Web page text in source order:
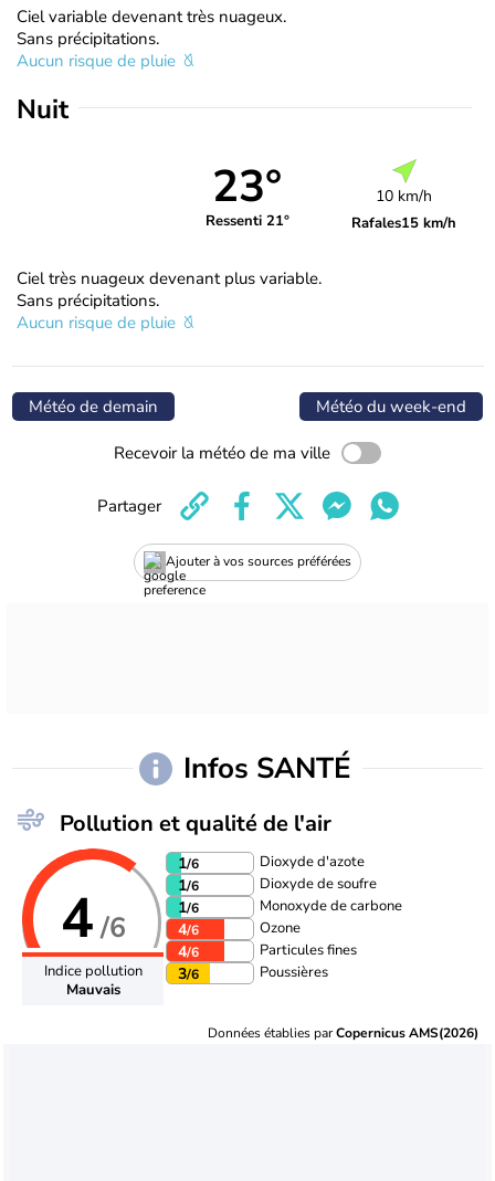
Ciel variable devenant très nuageux.
Sans précipitations.
Aucun risque de pluie
Nuit
23°
Ressenti 21°
10 km/h
Rafales15 km/h
Ciel très nuageux devenant plus variable.
Sans précipitations.
Aucun risque de pluie
Météo de demain Météo du week-end
Recevoir la météo de ma ville
Ajouter à vos sources préférées
Partager
Infos SANTÉ
Pollution et qualité de l'air
4/6
Indice pollution
Mauvais
1/6 Dioxyde d'azote
1/6 Dioxyde de soufre
1/6 Monoxyde de carbone
4/6 Ozone
4/6 Particules fines
3/6 Poussières
Données établies parCopernicus AMS(2026)